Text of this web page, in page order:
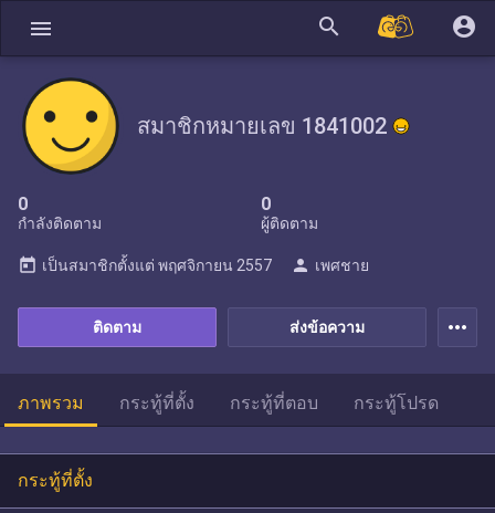
menu search account_circle
สมาชิกหมายเลข 1841002
0
กำลังติดตาม
0
ผู้ติดตาม
ส่งข้อความ
ติดตาม
today เป็นสมาชิกตั้งแต่ พฤศจิกายน 2557 person เพศชาย
more_horiz
ภาพรวม กระทู้ที่ตั้ง กระทู้ที่ตอบ กระทู้โปรด
กระทู้ที่ตั้ง